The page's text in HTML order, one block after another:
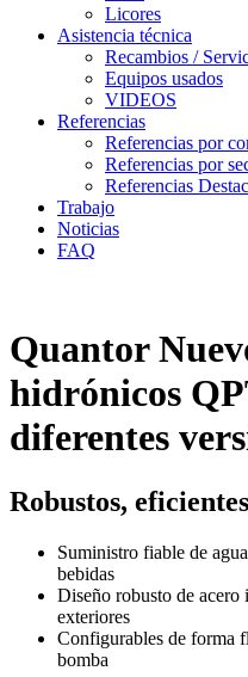
Licores
Asistencia técnica
Recambios /
Equipos usados
VIDEOS
Referencias
Referencias por
Referencias por
Referencias
Trabajo
Noticias
FAQ
Quantor
hidrónicos
diferentes
Robustos,
Suministro fiable de
bebidas
Diseño robusto de acero
exteriores
Configurables de forma
bomba